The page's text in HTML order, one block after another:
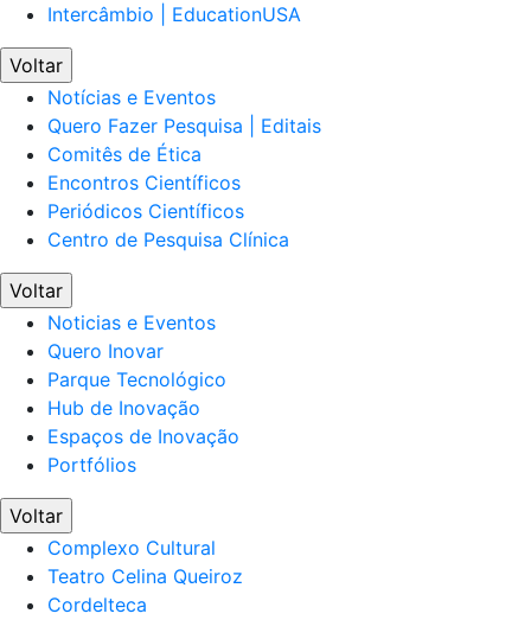
Intercâmbio | EducationUSA
Voltar
Notícias e Eventos
Quero Fazer Pesquisa | Editais
Comitês de Ética
Encontros Científicos
Periódicos Científicos
Centro de Pesquisa Clínica
Voltar
Noticias e Eventos
Quero Inovar
Parque Tecnológico
Hub de Inovação
Espaços de Inovação
Portfólios
Voltar
Complexo Cultural
Teatro Celina Queiroz
Cordelteca